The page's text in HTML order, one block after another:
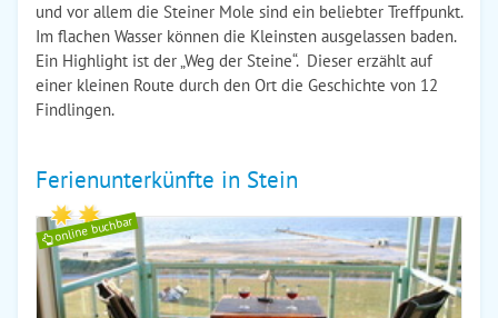
und vor allem die Steiner Mole sind ein beliebter Treffpunkt.
Im flachen Wasser können die Kleinsten ausgelassen baden.
Ein Highlight ist der „Weg der Steine“. Dieser erzählt auf
einer kleinen Route durch den Ort die Geschichte von 12
Findlingen.
Ferienunterkünfte in Stein
online buchbar